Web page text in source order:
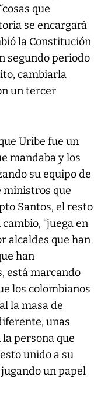
que
se encargará
la Constitución
segundo periodo
cambiarla
un tercer
Uribe fue un
mandaba y los
su equipo de
ministros que
Santos, el resto
“juega en
alcaldes que han
han
está marcando
los colombianos
la masa de
unas
persona que
unido a su
un papel